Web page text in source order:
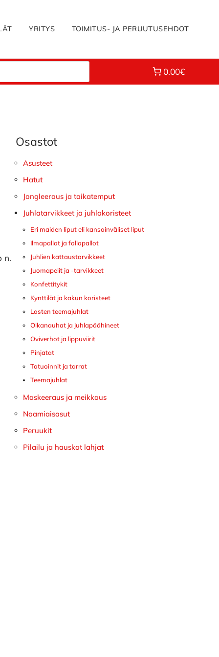
YRITYS TOIMITUS- JA PERUUTUSEHDOT
0.00€
n.
Ensisijainen
sivupalkki
Osastot
Asusteet
Hatut
Jongleeraus ja taikatemput
Juhlatarvikkeet ja juhlakoristeet
Eri maiden liput eli kansainväliset liput
Ilmapallot ja foliopallot
Juhlien kattaustarvikkeet
Juomapelit ja -tarvikkeet
Konfettitykit
Kynttilät ja kakun koristeet
Lasten teemajuhlat
Olkanauhat ja juhlapäähineet
Oviverhot ja lippuviirit
Pinjatat
Tatuoinnit ja tarrat
Teemajuhlat
Maskeeraus ja meikkaus
Naamiaisasut
Peruukit
Pilailu ja hauskat lahjat